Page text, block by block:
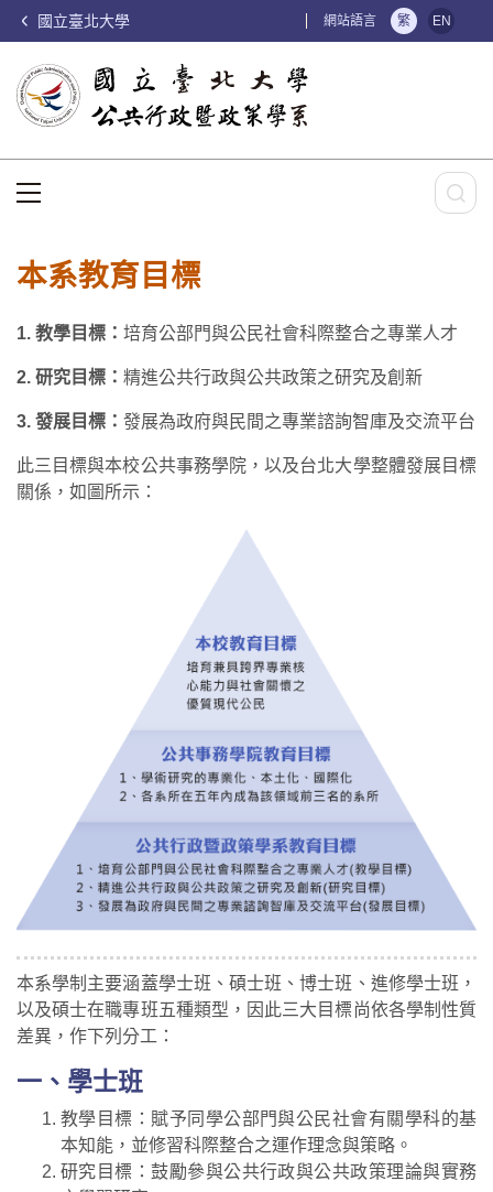
國立臺北大學 網站語言 繁 EN
本系教育目標
1. 教學目標： 培育公部門與公民社會科際整合之專業人才
2. 研究目標： 精進公共行政與公共政策之研究及創新
3. 發展目標： 發展為政府與民間之專業諮詢智庫及交流平台
此三目標與本校公共事務學院，以及台北大學整體發展目標
關係，如圖所示：
本系學制主要涵蓋學士班、碩士班、博士班、進修學士班，
以及碩士在職專班五種類型，因此三大目標尚依各學制性質
差異，作下列分工：
一、學士班
教學目標：賦予同學公部門與公民社會有關學科的基
本知能，並修習科際整合之運作理念與策略。
研究目標：鼓勵參與公共行政與公共政策理論與實務